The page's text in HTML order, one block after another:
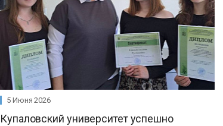
5 Июня 2026
Купаловский университет успешно